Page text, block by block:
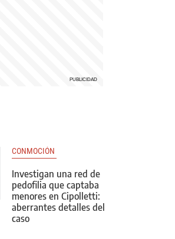
CONMOCIÓN
Investigan una red de
pedofilia que captaba
menores en Cipolletti:
aberrantes detalles del
caso